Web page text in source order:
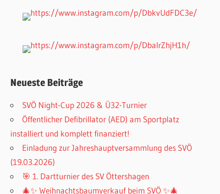
Neueste Beiträge
SVÖ Night-Cup 2026 & Ü32-Turnier
Öffentlicher Defibrillator (AED) am Sportplatz
installiert und komplett finanziert!
Einladung zur Jahreshauptversammlung des SVÖ
(19.03.2026)
🎯 1. Dartturnier des SV Öttershagen
🎄✨ Weihnachtsbaumverkauf beim SVÖ ✨🎄